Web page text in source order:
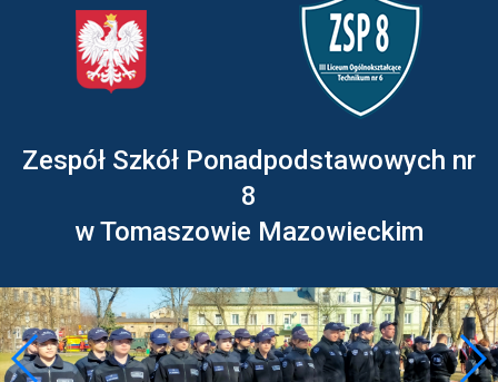
Zespół Szkół Ponadpodstawowych nr
8
w Tomaszowie Mazowieckim